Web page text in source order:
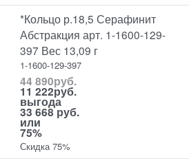
*Кольцо р.18,5 Серафинит
Абстракция арт. 1-1600-129-
397 Вес 13,09 г
1-1600-129-397
44 890руб.
11 222руб.
выгода
33 668 руб.
или
75%
Скидка 75%